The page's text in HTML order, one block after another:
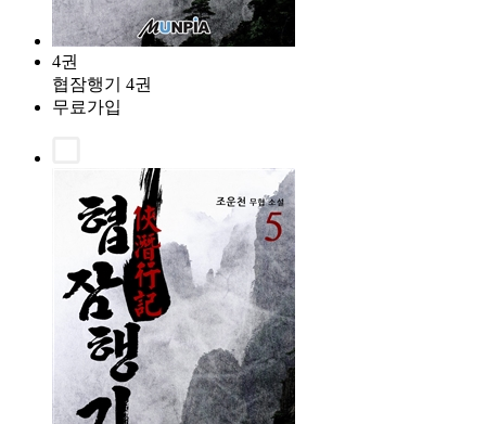
4권
협잠행기 4권
무료가입